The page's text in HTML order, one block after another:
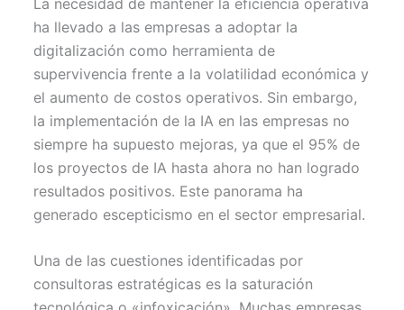
ha llevado a las empresas a adoptar la
digitalización como herramienta de
supervivencia frente a la volatilidad económica y
el aumento de costos operativos. Sin embargo,
la implementación de la IA en las empresas no
siempre ha supuesto mejoras, ya que el 95% de
los proyectos de IA hasta ahora no han logrado
resultados positivos. Este panorama ha
generado escepticismo en el sector empresarial.
Una de las cuestiones identificadas por
consultoras estratégicas es la saturación